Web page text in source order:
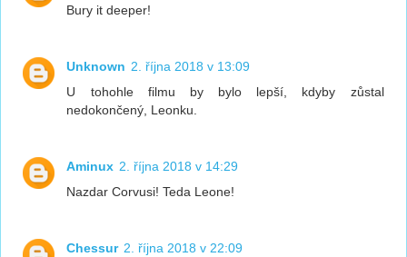
Bury it deeper!
Unknown 2. října 2018 v 13:09
U tohohle filmu by bylo lepší, kdyby zůstal
nedokončený, Leonku.
Aminux 2. října 2018 v 14:29
Nazdar Corvusi! Teda Leone!
Chessur 2. října 2018 v 22:09